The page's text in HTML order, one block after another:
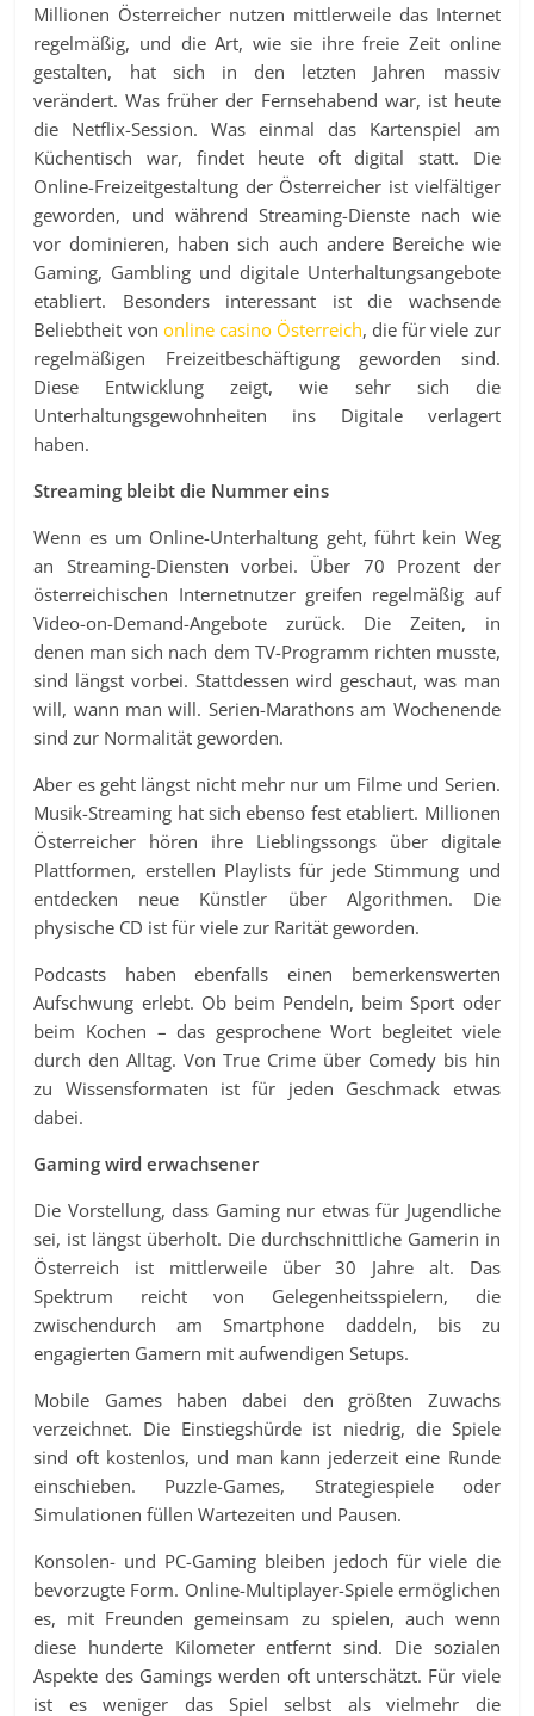
Millionen Österreicher nutzen mittlerweile das Internet
regelmäßig, und die Art, wie sie ihre freie Zeit online
gestalten, hat sich in den letzten Jahren massiv
verändert. Was früher der Fernsehabend war, ist heute
die Netflix-Session. Was einmal das Kartenspiel am
Küchentisch war, findet heute oft digital statt. Die
Online-Freizeitgestaltung der Österreicher ist vielfältiger
geworden, und während Streaming-Dienste nach wie
vor dominieren, haben sich auch andere Bereiche wie
Gaming, Gambling und digitale Unterhaltungsangebote
etabliert. Besonders interessant ist die wachsende
Beliebtheit von online casino Österreich, die für viele zur
regelmäßigen Freizeitbeschäftigung geworden sind.
Diese Entwicklung zeigt, wie sehr sich die
Unterhaltungsgewohnheiten ins Digitale verlagert
haben.
Streaming bleibt die Nummer eins
Wenn es um Online-Unterhaltung geht, führt kein Weg
an Streaming-Diensten vorbei. Über 70 Prozent der
österreichischen Internetnutzer greifen regelmäßig auf
Video-on-Demand-Angebote zurück. Die Zeiten, in
denen man sich nach dem TV-Programm richten musste,
sind längst vorbei. Stattdessen wird geschaut, was man
will, wann man will. Serien-Marathons am Wochenende
sind zur Normalität geworden.
Aber es geht längst nicht mehr nur um Filme und Serien.
Musik-Streaming hat sich ebenso fest etabliert. Millionen
Österreicher hören ihre Lieblingssongs über digitale
Plattformen, erstellen Playlists für jede Stimmung und
entdecken neue Künstler über Algorithmen. Die
physische CD ist für viele zur Rarität geworden.
Podcasts haben ebenfalls einen bemerkenswerten
Aufschwung erlebt. Ob beim Pendeln, beim Sport oder
beim Kochen – das gesprochene Wort begleitet viele
durch den Alltag. Von True Crime über Comedy bis hin
zu Wissensformaten ist für jeden Geschmack etwas
dabei.
Gaming wird erwachsener
Die Vorstellung, dass Gaming nur etwas für Jugendliche
sei, ist längst überholt. Die durchschnittliche Gamerin in
Österreich ist mittlerweile über 30 Jahre alt. Das
Spektrum reicht von Gelegenheitsspielern, die
zwischendurch am Smartphone daddeln, bis zu
engagierten Gamern mit aufwendigen Setups.
Mobile Games haben dabei den größten Zuwachs
verzeichnet. Die Einstiegshürde ist niedrig, die Spiele
sind oft kostenlos, und man kann jederzeit eine Runde
einschieben. Puzzle-Games, Strategiespiele oder
Simulationen füllen Wartezeiten und Pausen.
Konsolen- und PC-Gaming bleiben jedoch für viele die
bevorzugte Form. Online-Multiplayer-Spiele ermöglichen
es, mit Freunden gemeinsam zu spielen, auch wenn
diese hunderte Kilometer entfernt sind. Die sozialen
Aspekte des Gamings werden oft unterschätzt. Für viele
ist es weniger das Spiel selbst als vielmehr die